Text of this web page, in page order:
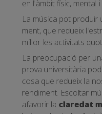
en l'àmbit físic, mental
La música pot produir
ment, que redueix
millor les activitats
La preocupació per
prova universitària
cosa que redueix la
rendiment. Escoltar
afavorir la claredat